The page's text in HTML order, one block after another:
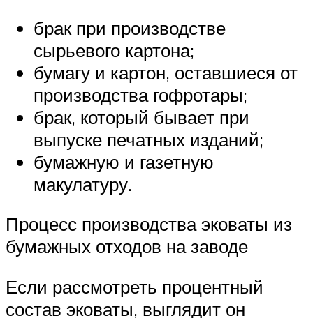
брак при производстве
сырьевого картона;
бумагу и картон, оставшиеся от
производства гофротары;
брак, который бывает при
выпуске печатных изданий;
бумажную и газетную
макулатуру.
Процесс производства эковаты из
бумажных отходов на заводе
Если рассмотреть процентный
состав эковаты, выглядит он